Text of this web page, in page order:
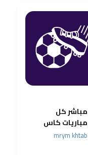
مباشر كل
مباريات كاس
العالم
mrym khtab